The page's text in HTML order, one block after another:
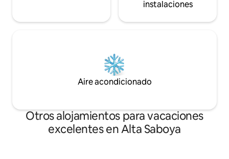
instalaciones
Aire acondicionado
Otros alojamientos para vacaciones
excelentes en Alta Saboya